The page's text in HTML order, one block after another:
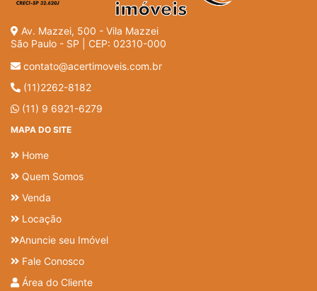
Av. Mazzei, 500 - Vila Mazzei
São Paulo - SP | CEP: 02310-000
contato@acertimoveis.com.br
(11)2262-8182
(11) 9 6921-6279
MAPA DO SITE
Home
Quem Somos
Venda
Locação
Anuncie seu Imóvel
Fale Conosco
Área do Cliente